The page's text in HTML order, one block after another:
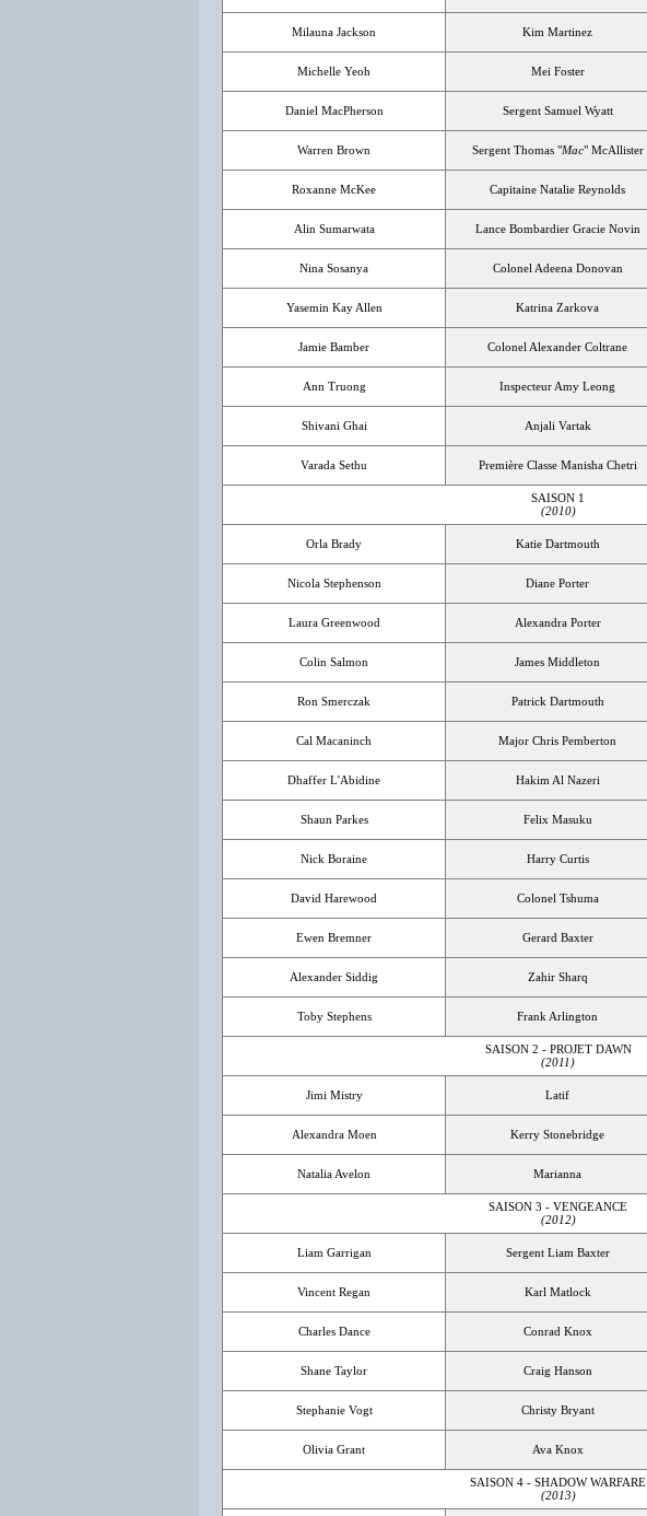
Milauna Jackson Kim Martinez
Michelle Yeoh Mei Foster
Daniel MacPherson Sergent Samuel Wyatt
Warren Brown Sergent Thomas "Mac" McAllister
Roxanne McKee Capitaine Natalie Reynolds
Alin Sumarwata Lance Bombardier Gracie Novin
Nina Sosanya Colonel Adeena Donovan
Yasemin Kay Allen Katrina Zarkova
Jamie Bamber Colonel Alexander Coltrane
Ann Truong Inspecteur Amy Leong
Shivani Ghai Anjali Vartak
Varada Sethu Première Classe Manisha Chetri
SAISON 1
(2010)
Orla Brady Katie Dartmouth
Nicola Stephenson Diane Porter
Laura Greenwood Alexandra Porter
Colin Salmon James Middleton
Ron Smerczak Patrick Dartmouth
Cal Macaninch Major Chris Pemberton
Dhaffer L'Abidine Hakim Al Nazeri
Shaun Parkes Felix Masuku
Nick Boraine Harry Curtis
David Harewood Colonel Tshuma
Ewen Bremner Gerard Baxter
Alexander Siddig Zahir Sharq
Toby Stephens Frank Arlington
SAISON 2 - PROJET DAWN
(2011)
Jimi Mistry Latif
Alexandra Moen Kerry Stonebridge
Natalia Avelon Marianna
SAISON 3 - VENGEANCE
(2012)
Liam Garrigan Sergent Liam Baxter
Vincent Regan Karl Matlock
Charles Dance Conrad Knox
Shane Taylor Craig Hanson
Stephanie Vogt Christy Bryant
Olivia Grant Ava Knox
SAISON 4 - SHADOW WARFARE
(2013)